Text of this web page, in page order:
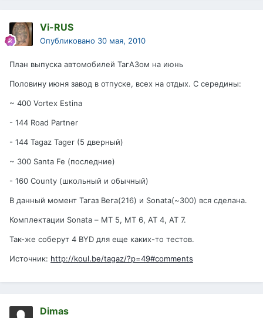
Vi-RUS
Опубликовано 30 мая, 2010
План выпуска автомобилей ТагАЗом на июнь
Половину июня завод в отпуске, всех на отдых. С середины:
~ 400 Vortex Estina
- 144 Road Partner
- 144 Tagaz Tager (5 дверный)
~ 300 Santa Fe (последние)
- 160 County (школьный и обычный)
В данный момент Тагаз Вега(216) и Sonata(~300) вся сделана.
Комплектации Sonata – МТ 5, МТ 6, АТ 4, АТ 7.
Так-же соберут 4 BYD для еще каких-то тестов.
Источник: http://koul.be/tagaz/?p=49#comments
Dimas